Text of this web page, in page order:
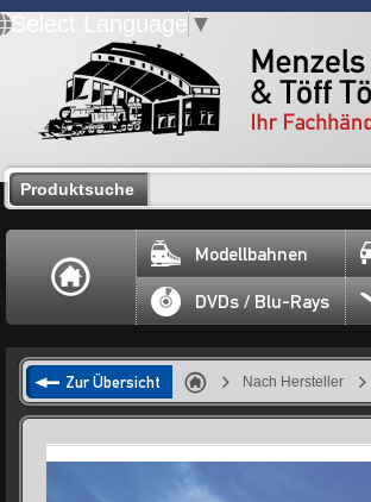
Select Language ▼
Produktsuche
Modellbahnen
DVDs / Blu-Rays
Zur Übersicht Nach Hersteller